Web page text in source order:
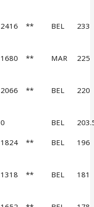
2416 ** BEL 233
1680 ** MAR 225
2066 ** BEL 220
0 BEL
1824 ** BEL 196
1318 ** BEL 181